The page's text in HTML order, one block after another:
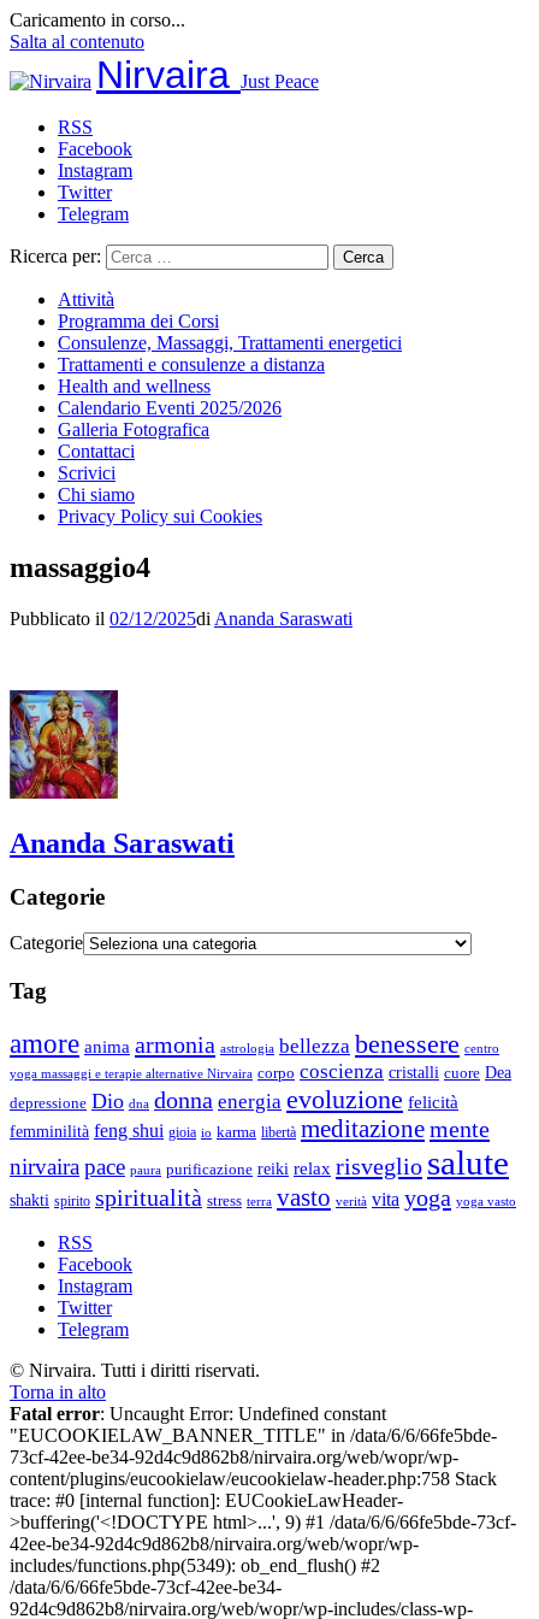
Caricamento in corso...
Salta al contenuto
Nirvaira Just Peace
RSS
Facebook
Instagram
Twitter
Telegram
Ricerca per:
Attività
Programma dei Corsi
Consulenze, Massaggi, Trattamenti energetici
Trattamenti e consulenze a distanza
Health and wellness
Calendario Eventi 2025/2026
Galleria Fotografica
Contattaci
Scrivici
Chi siamo
Privacy Policy sui Cookies
massaggio4
Pubblicato il 02/12/2025di Ananda Saraswati
Ananda Saraswati
Categorie
Categorie
Tag
amore anima armonia astrologia bellezza benessere centro
yoga massaggi e terapie alternative Nirvaira corpo coscienza cristalli cuore Dea
depressione Dio dna donna energia evoluzione felicità
femminilità feng shui gioia io karma libertà meditazionemente
nirvairapace paura purificazione reiki relax risveglio salute
shakti spirito spiritualità stress terra vasto verità vita yoga yoga vasto
RSS
Facebook
Instagram
Twitter
Telegram
© Nirvaira. Tutti i diritti riservati.
Torna in alto
Fatal error: Uncaught Error: Undefined constant
"EUCOOKIELAW_BANNER_TITLE" in /data/6/6/66fe5bde-
73cf-42ee-be34-92d4c9d862b8/nirvaira.org/web/wopr/wp-
content/plugins/eucookielaw/eucookielaw-header.php:758 Stack
trace: #0 [internal function]: EUCookieLawHeader-
>buffering('<!DOCTYPE html>...', 9) #1 /data/6/6/66fe5bde-73cf-
42ee-be34-92d4c9d862b8/nirvaira.org/web/wopr/wp-
includes/functions.php(5349): ob_end_flush() #2
/data/6/6/66fe5bde-73cf-42ee-be34-
92d4c9d862b8/nirvaira.org/web/wopr/wp-includes/class-wp-